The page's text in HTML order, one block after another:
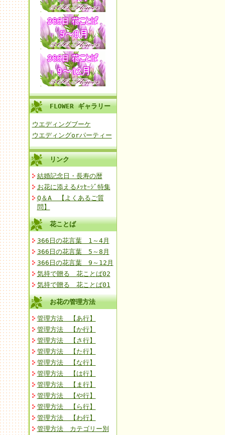
FLOWER ギャラリー
ウエディングブーケ
ウエディングorパーティー
リンク
結婚記念日・長寿の暦
お花に添えるﾒｯｾｰｼﾞ特集
Q＆A 【よくあるご質
問】
花ことば
366日の花言葉 1～4月
366日の花言葉 5～8月
366日の花言葉 9～12月
気持で贈る 花ことば02
気持で贈る 花ことば01
お花の管理方法
管理方法 【あ行】
管理方法 【か行】
管理方法 【さ行】
管理方法 【た行】
管理方法 【な行】
管理方法 【は行】
管理方法 【ま行】
管理方法 【や行】
管理方法 【ら行】
管理方法 【わ行】
管理方法 カテゴリー別